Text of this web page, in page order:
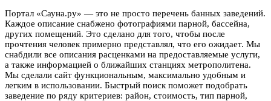
Портал «Сауна.ру» — это не просто перечень банных заведений.
Каждое описание снабжено фотографиями парной, бассейна,
других помещений. Это сделано для того, чтобы после
прочтения человек примерно представлял, что его ожидает. Мы
снабдили все описания расценками на предоставляемые услуги,
а также информацией о ближайших станциях метрополитена.
Мы сделали сайт функциональным, максимально удобным и
легким в использовании. Быстрый поиск поможет подобрать
заведение по ряду критериев: район, стоимость, тип парной,